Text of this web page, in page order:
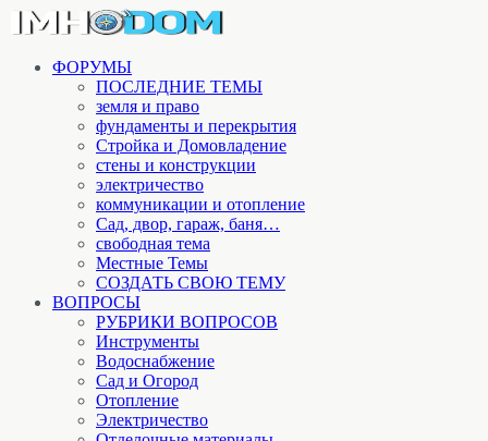
ФОРУМЫ
ПОСЛЕДНИЕ ТЕМЫ
земля и право
фундаменты и перекрытия
Стройка и Домовладение
стены и конструкции
электричество
коммуникации и отопление
Cад, двор, гараж, баня…
свободная тема
Местные Темы
СОЗДАТЬ СВОЮ ТЕМУ
ВОПРОСЫ
РУБРИКИ ВОПРОСОВ
Инструменты
Водоснабжение
Сад и Огород
Отопление
Электричество